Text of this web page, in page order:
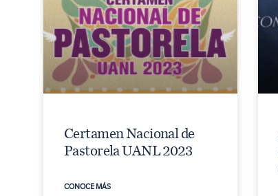
Certamen Nacional de
Pastorela UANL 2023
CONOCE MÁS